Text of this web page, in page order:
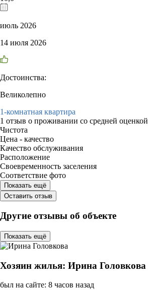
июль 2026
14 июля 2026
Достоинства:
Великолепно
1-комнатная квартира
1 отзыв о проживании со средней оценкой
Чистота
Цена - качество
Качество обслуживания
Расположение
Своевременность заселения
Соответствие фото
Показать ещё
Оставить отзыв
Другие отзывы об объекте
Показать ещё
Хозяин жилья: Ирина Головкова
был на сайте: 8 часов назад